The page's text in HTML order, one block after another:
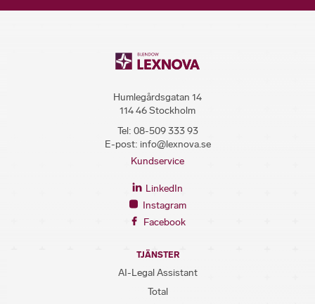
Humlegårdsgatan 14
114 46 Stockholm
Tel: 08-509 333 93
E-post: info@lexnova.se
Kundservice
LinkedIn
Instagram
Facebook
TJÄNSTER
AI-Legal Assistant
Total